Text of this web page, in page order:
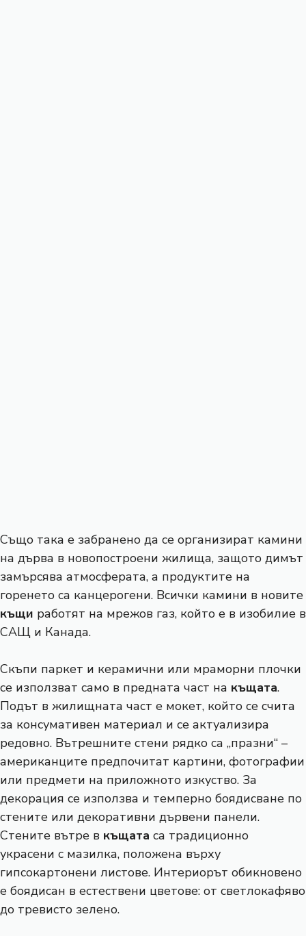
Също така е забранено да се организират камини
на дърва в новопостроени жилища, защото димът
замърсява атмосферата, а продуктите на
горенето са канцерогени. Всички камини в новите
къщи работят на мрежов газ, който е в изобилие в
САЩ и Канада.
Скъпи паркет и керамични или мраморни плочки
се използват само в предната част на къщата.
Подът в жилищната част е мокет, който се счита
за консумативен материал и се актуализира
редовно. Вътрешните стени рядко са „празни“ –
американците предпочитат картини, фотографии
или предмети на приложното изкуство. За
декорация се използва и темперно боядисване по
стените или декоративни дървени панели.
Стените вътре в къщата са традиционно
украсени с мазилка, положена върху
гипсокартонени листове. Интериорът обикновено
е боядисан в естествени цветове: от светлокафяво
до тревисто зелено.